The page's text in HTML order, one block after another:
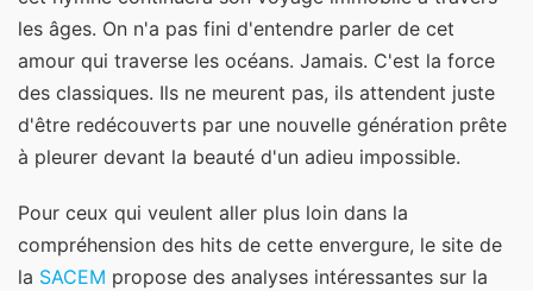
les âges. On n'a pas fini d'entendre parler de cet
amour qui traverse les océans. Jamais. C'est la force
des classiques. Ils ne meurent pas, ils attendent juste
d'être redécouverts par une nouvelle génération prête
à pleurer devant la beauté d'un adieu impossible.
Pour ceux qui veulent aller plus loin dans la
compréhension des hits de cette envergure, le site de
la SACEM propose des analyses intéressantes sur la